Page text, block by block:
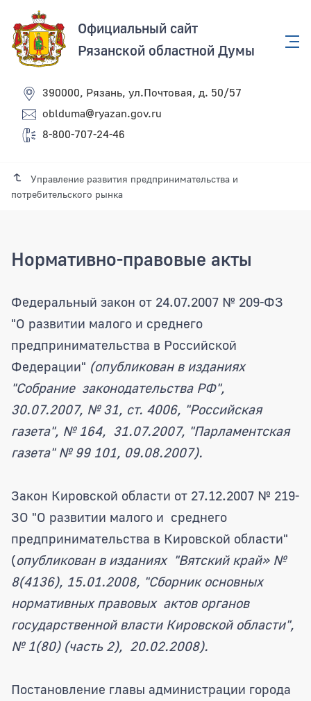
Официальный сайт
Рязанской областной Думы
390000, Рязань, ул.Почтовая, д. 50/57
oblduma@ryazan.gov.ru
8-800-707-24-46
Управление развития предпринимательства и
потребительского рынка
Нормативно-правовые акты
Федеральный закон от 24.07.2007 № 209-ФЗ
"О развитии малого и среднего
предпринимательства в Российской
Федерации" (опубликован в изданиях
"Собрание законодательства РФ",
30.07.2007, № 31, ст. 4006, "Российская
газета", № 164, 31.07.2007, "Парламентская
газета" № 99 101, 09.08.2007).
Закон Кировской области от 27.12.2007 № 219-
ЗО "О развитии малого и среднего
предпринимательства в Кировской области"
(опубликован в изданиях "Вятский край» №
8(4136), 15.01.2008, "Сборник основных
нормативных правовых актов органов
государственной власти Кировской области",
№ 1(80) (часть 2), 20.02.2008).
Постановление главы администрации города